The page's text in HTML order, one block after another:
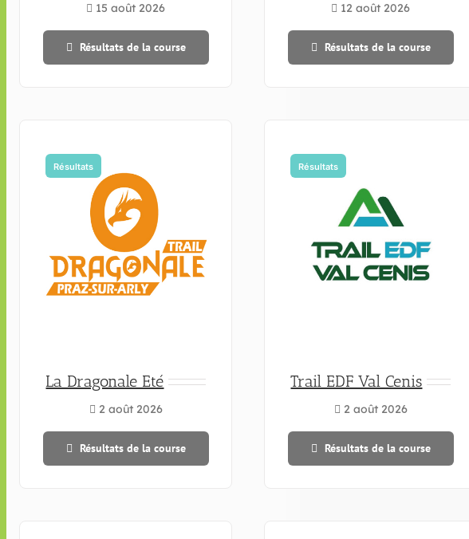
15 août 2026
Résultats de la course
12 août 2026
Résultats de la course
Résultats
La Dragonale Eté
2 août 2026
Résultats de la course
Résultats
Trail EDF Val Cenis
2 août 2026
Résultats de la course